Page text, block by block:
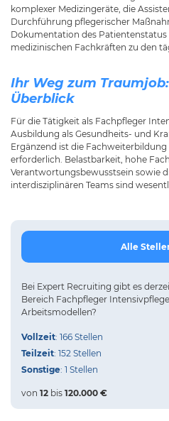
komplexer Medizingeräte, die
Durchführung pflegerischer
Dokumentation des
medizinischen Fachkräften zu den
Ihr Weg zum
Überblick
Für die Tätigkeit als Fachpfleger
Ausbildung als Gesundheits- und
Ergänzend ist die
erforderlich. Belastbarkeit, hohe
Verantwortungsbewusstsein sowie
interdisziplinären Teams sind
Alle
Bei Expert Recruiting gibt es
Bereich Fachpfleger
Arbeitsmodellen?
Vollzeit: 166 Stellen
Teilzeit: 152 Stellen
Sonstige: 1 Stellen
von 12 bis 120.000 €